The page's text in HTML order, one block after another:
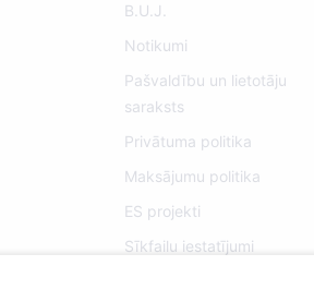
B.U.J.
Notikumi
Pašvaldību un lietotāju
saraksts
Privātuma politika
Maksājumu politika
ES projekti
Sīkfailu iestatījumi